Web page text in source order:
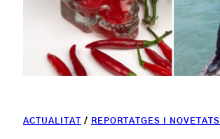
ACTUALITAT / REPORTATGES I NOVETATS